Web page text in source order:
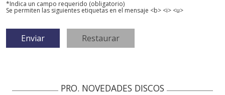
*Indica un campo requerido (obligatorio)
Se permiten las siguientes etiquetas en el mensaje <b> <i> <u>
PRO. NOVEDADES DISCOS